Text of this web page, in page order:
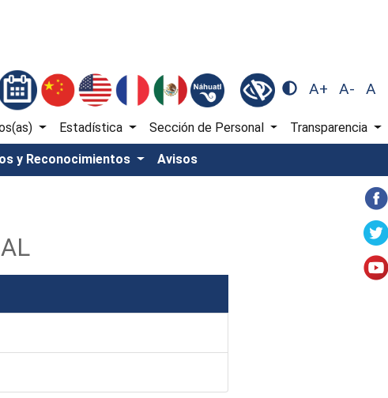
A+ A- A
Estadística Sección de Personal Transparencia
y Reconocimientos Avisos